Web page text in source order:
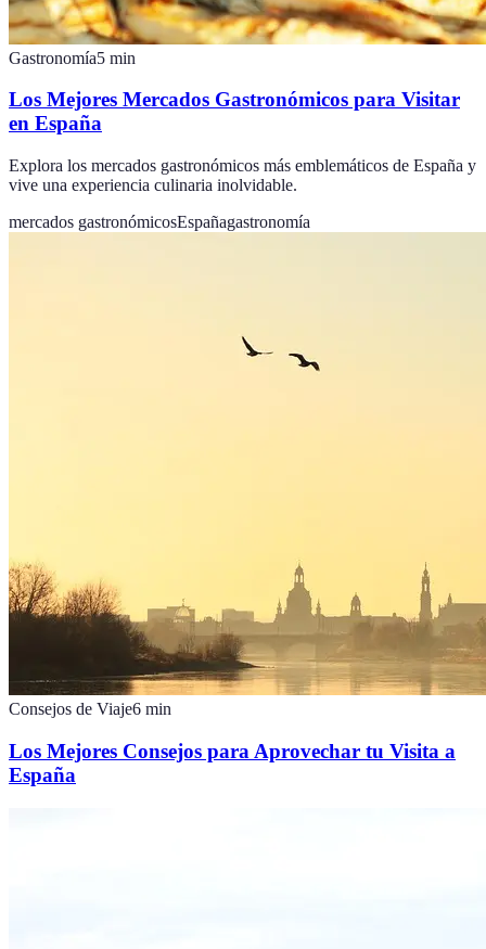
Gastronomía5 min
Los Mejores Mercados Gastronómicos para Visitar
en España
Explora los mercados gastronómicos más emblemáticos de España y
vive una experiencia culinaria inolvidable.
mercados gastronómicosEspañagastronomía
Consejos de Viaje6 min
Los Mejores Consejos para Aprovechar tu Visita a
España